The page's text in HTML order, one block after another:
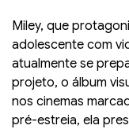
Miley, que
adolescente com
atualmente se
projeto, o álbum
nos cinemas
pré-estreia, ela